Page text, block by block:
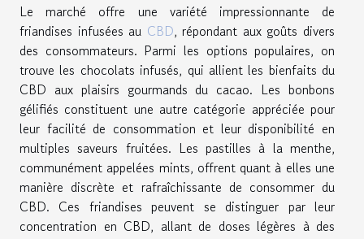
Le marché offre une variété impressionnante de
friandises infusées au CBD, répondant aux goûts divers
des consommateurs. Parmi les options populaires, on
trouve les chocolats infusés, qui allient les bienfaits du
CBD aux plaisirs gourmands du cacao. Les bonbons
gélifiés constituent une autre catégorie appréciée pour
leur facilité de consommation et leur disponibilité en
multiples saveurs fruitées. Les pastilles à la menthe,
communément appelées mints, offrent quant à elles une
manière discrète et rafraîchissante de consommer du
CBD. Ces friandises peuvent se distinguer par leur
concentration en CBD, allant de doses légères à des